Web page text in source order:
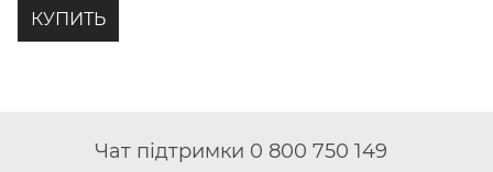
КУПИТЬ
Чат підтримки 0 800 750 149